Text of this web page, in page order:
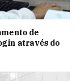
de
através do